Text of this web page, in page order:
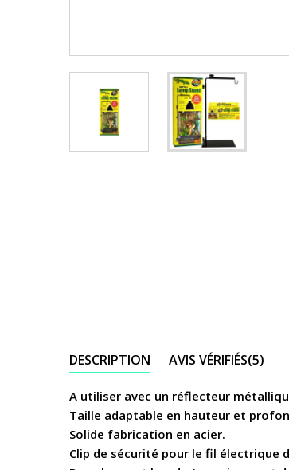
DESCRIPTION AVIS VÉRIFIÉS(5)
A utiliser avec un réflecteur
Taille adaptable en hauteur et
Solide fabrication en acier.
Clip de sécurité pour le fil électrique